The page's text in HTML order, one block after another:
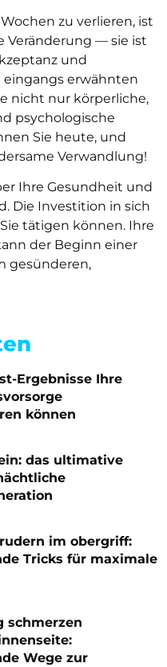
zu verlieren, ist
Veränderung — sie ist
und
eingangs erwähnten
nicht nur körperliche,
psychologische
Sie heute, und
Verwandlung!
Ihre Gesundheit und
Die Investition in sich
tätigen können. Ihre
der Beginn einer
gesünderen,
Ergebnisse Ihre
können
das ultimative
im obergriff:
Tricks für maximale
schmerzen
Wege zur